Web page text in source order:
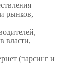
рынков,
власти,
(парсинг и